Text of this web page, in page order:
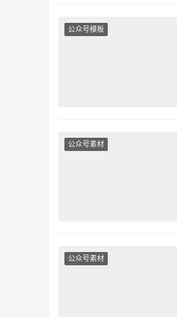
公众号模板
公众号素材
公众号素材